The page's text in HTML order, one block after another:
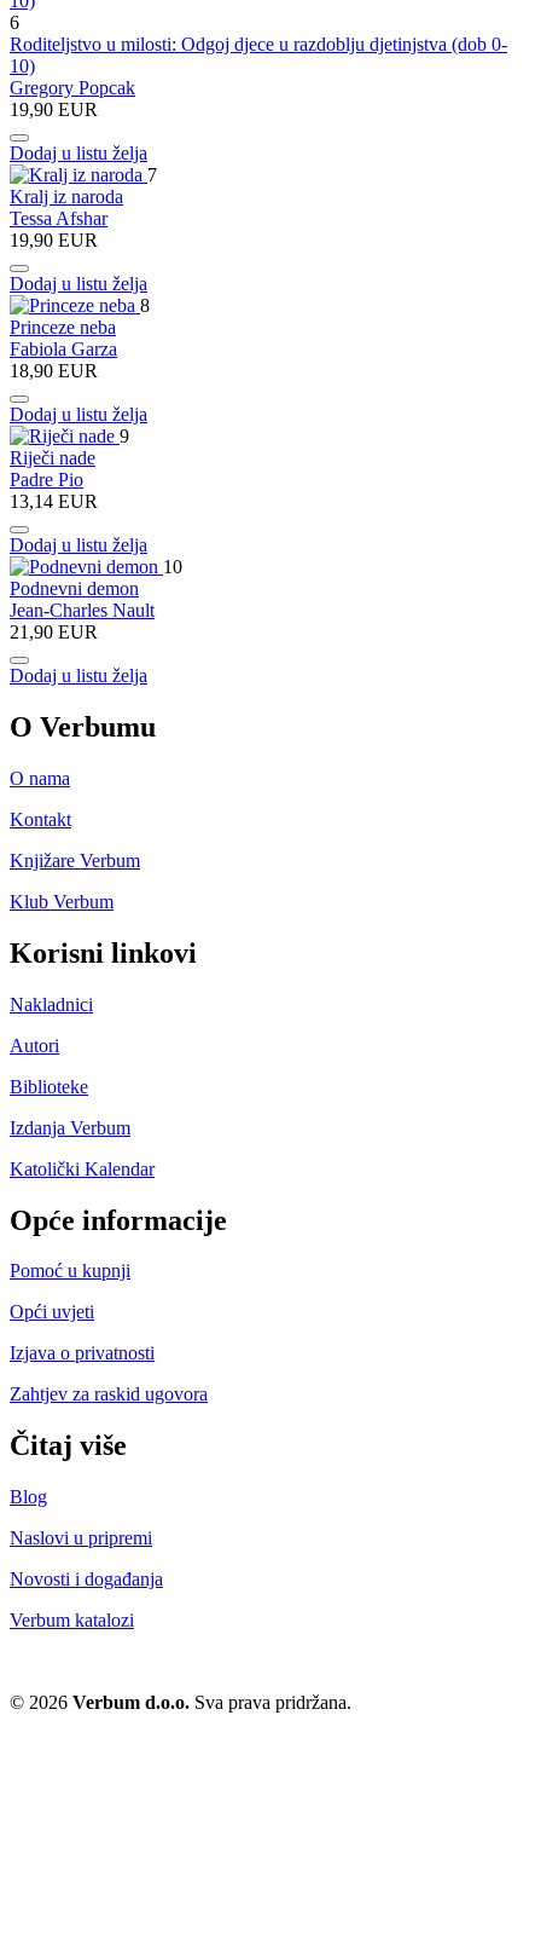
6
Roditeljstvo u milosti: Odgoj djece u razdoblju djetinjstva (dob 0-
10)
Gregory Popcak
19,90 EUR
Dodaj u listu želja
7
Kralj iz naroda
Tessa Afshar
19,90 EUR
Dodaj u listu želja
8
Princeze neba
Fabiola Garza
18,90 EUR
Dodaj u listu želja
9
Riječi nade
Padre Pio
13,14 EUR
Dodaj u listu želja
10
Podnevni demon
Jean-Charles Nault
21,90 EUR
Dodaj u listu želja
O Verbumu
O nama
Kontakt
Knjižare Verbum
Klub Verbum
Korisni linkovi
Nakladnici
Autori
Biblioteke
Izdanja Verbum
Katolički Kalendar
Opće informacije
Pomoć u kupnji
Opći uvjeti
Izjava o privatnosti
Zahtjev za raskid ugovora
Čitaj više
Blog
Naslovi u pripremi
Novosti i događanja
Verbum katalozi
© 2026 Verbum d.o.o. Sva prava pridržana.